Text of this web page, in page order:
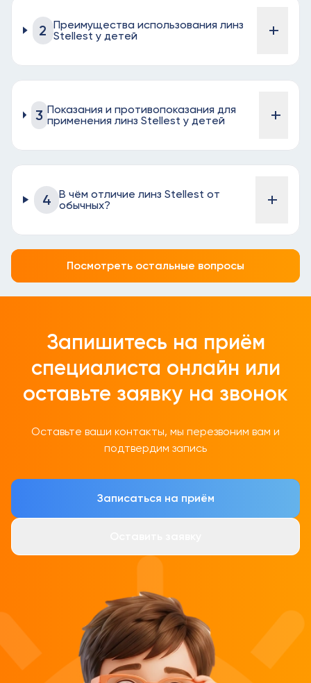
2 Преимущества использования линз
Stellest у детей
+
3 Показания и противопоказания для
применения линз Stellest у детей
+
4
В чём отличие линз Stellest от
обычных?
+
Посмотреть остальные вопросы
Запишитесь на приём
специалиста онлайн или
оставьте заявку на звонок
Оставьте ваши контакты, мы перезвоним вам и
подтвердим запись
Записаться на приём